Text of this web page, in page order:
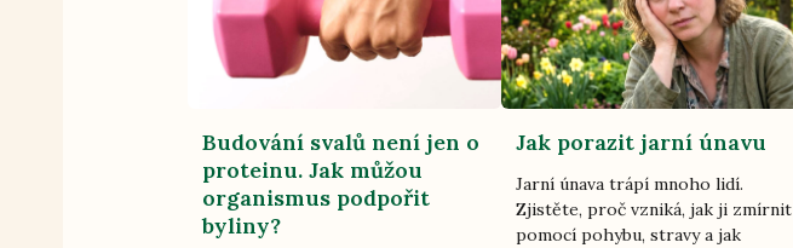
Budování svalů není jen o
proteinu. Jak můžou
organismus podpořit
byliny?
Jak porazit jarní únavu
Jarní únava trápí mnoho lidí.
Zjistěte, proč vzniká, jak ji zmírnit
pomocí pohybu, stravy a jak